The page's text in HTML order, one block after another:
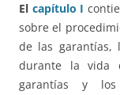
El capítulo I
sobre el
de las garantías,
durante la vida
garantías y los